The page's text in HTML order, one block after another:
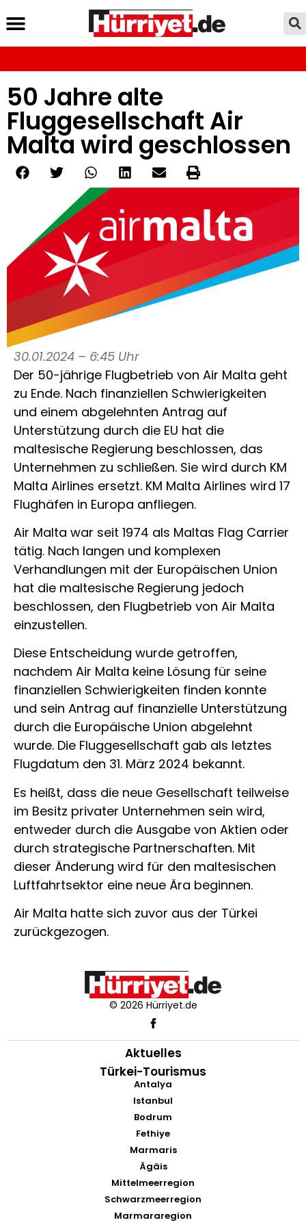
50 Jahre alte
Fluggesellschaft Air
Malta wird geschlossen
30.01.2024 – 6:45 Uhr
Der 50-jährige Flugbetrieb von Air Malta geht
zu Ende. Nach finanziellen Schwierigkeiten
und einem abgelehnten Antrag auf
Unterstützung durch die EU hat die
maltesische Regierung beschlossen, das
Unternehmen zu schließen. Sie wird durch KM
Malta Airlines ersetzt. KM Malta Airlines wird 17
Flughäfen in Europa anfliegen.
Air Malta war seit 1974 als Maltas Flag Carrier
tätig. Nach langen und komplexen
Verhandlungen mit der Europäischen Union
hat die maltesische Regierung jedoch
beschlossen, den Flugbetrieb von Air Malta
einzustellen.
Diese Entscheidung wurde getroffen,
nachdem Air Malta keine Lösung für seine
finanziellen Schwierigkeiten finden konnte
und sein Antrag auf finanzielle Unterstützung
durch die Europäische Union abgelehnt
wurde. Die Fluggesellschaft gab als letztes
Flugdatum den 31. März 2024 bekannt.
Es heißt, dass die neue Gesellschaft teilweise
im Besitz privater Unternehmen sein wird,
entweder durch die Ausgabe von Aktien oder
durch strategische Partnerschaften. Mit
dieser Änderung wird für den maltesischen
Luftfahrtsektor eine neue Ära beginnen.
Air Malta hatte sich zuvor aus der Türkei
zurückgezogen.
© 2026 Hürriyet.de
Aktuelles
Türkei-Tourismus
Antalya
Istanbul
Bodrum
Fethiye
Marmaris
Ägäis
Mittelmeerregion
Schwarzmeerregion
Marmararegion